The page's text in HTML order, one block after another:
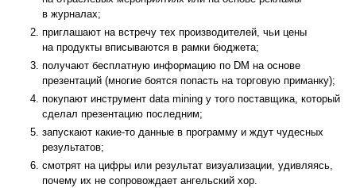
в журналах;
приглашают на встречу тех производителей, чьи цены
на продукты вписываются в рамки бюджета;
получают бесплатную информацию по DM на основе
презентаций (многие боятся попасть на торговую приманку);
покупают инструмент data mining у того поставщика, который
сделал презентацию последним;
запускают какие-то данные в программу и ждут чудесных
результатов;
смотрят на цифры или результат визуализации, удивляясь,
почему их не сопровождает ангельский хор.